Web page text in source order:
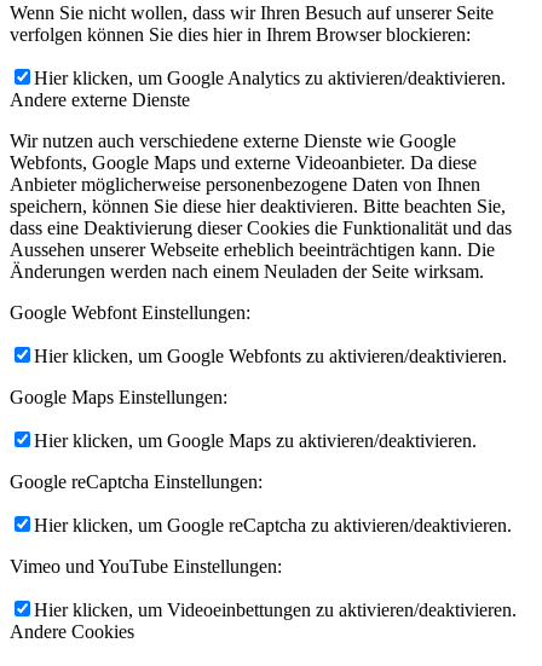
Wenn Sie nicht wollen, dass wir Ihren Besuch auf unserer Seite
verfolgen können Sie dies hier in Ihrem Browser blockieren:
Hier klicken, um Google Analytics zu aktivieren/deaktivieren.
Andere externe Dienste
Wir nutzen auch verschiedene externe Dienste wie Google
Webfonts, Google Maps und externe Videoanbieter. Da diese
Anbieter möglicherweise personenbezogene Daten von Ihnen
speichern, können Sie diese hier deaktivieren. Bitte beachten Sie,
dass eine Deaktivierung dieser Cookies die Funktionalität und das
Aussehen unserer Webseite erheblich beeinträchtigen kann. Die
Änderungen werden nach einem Neuladen der Seite wirksam.
Google Webfont Einstellungen:
Hier klicken, um Google Webfonts zu aktivieren/deaktivieren.
Google Maps Einstellungen:
Hier klicken, um Google Maps zu aktivieren/deaktivieren.
Google reCaptcha Einstellungen:
Hier klicken, um Google reCaptcha zu aktivieren/deaktivieren.
Vimeo und YouTube Einstellungen:
Hier klicken, um Videoeinbettungen zu aktivieren/deaktivieren.
Andere Cookies